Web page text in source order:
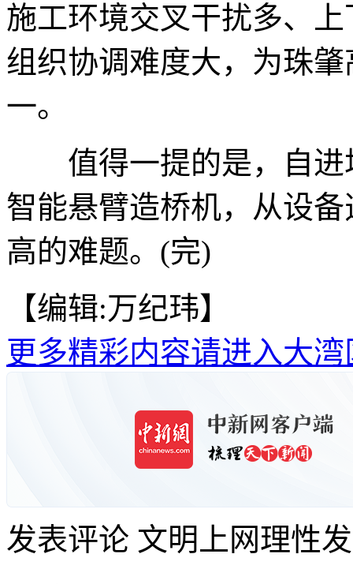
施工环境交叉干扰多、
组织协调难度大，为珠
一。
值得一提的是，自进
智能悬臂造桥机，从设
高的难题。(完)
【编辑:万纪玮】
更多精彩内容请进入大湾
发表评论 文明上网理性